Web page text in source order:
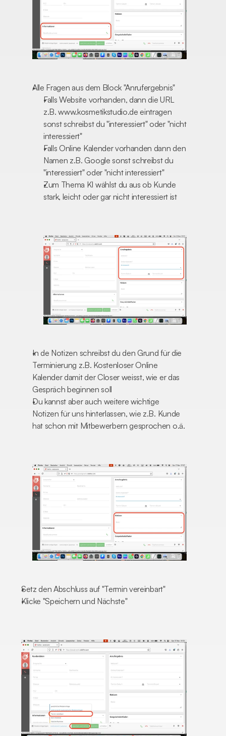
Alle Fragen aus dem Block "Anrufergebnis"
Falls Website vorhanden, dann die URL
z.B. www.kosmetikstudio.de eintragen
sonst schreibst du "interessiert" oder "nicht
interessiert"
Falls Online Kalender vorhanden dann den
Namen z.B. Google sonst schreibst du
"interessiert" oder "nicht interessiert"
Zum Thema KI wählst du aus ob Kunde
stark, leicht oder gar nicht interessiert ist
In de Notizen schreibst du den Grund für die
Terminierung z.B. Kostenloser Online
Kalender damit der Closer weisst, wie er das
Gespräch beginnen soll
Du kannst aber auch weitere wichtige
Notizen für uns hinterlassen, wie z.B. Kunde
hat schon mit Mitbewerbern gesprochen o.ä.
Setz den Abschluss auf "Termin vereinbart"
Klicke "Speichern und Nächste"